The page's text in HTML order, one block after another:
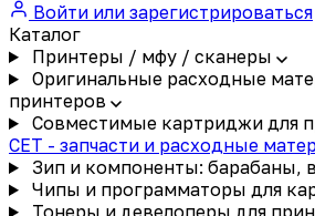
Войти или зарегистрироваться
Каталог
Принтеры / мфу / сканеры
Оригинальные расходные
принтеров
Совместимые картриджи для
CET - запчасти и расходные
Зип и компоненты: барабаны,
Чипы и программаторы для
Тонеры и девелоперы для